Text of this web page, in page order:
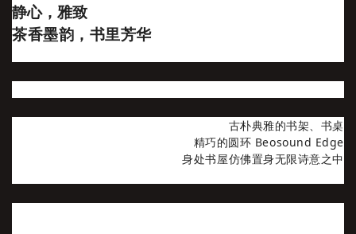
静心，雅致
茶香墨韵，书里芳华
古朴典雅的书架、书桌
精巧的圆环 Beosound Edge
身处书屋仿佛置身无限诗意之中